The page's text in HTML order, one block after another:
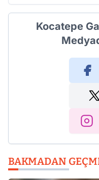
Kocatepe
BAKMADAN